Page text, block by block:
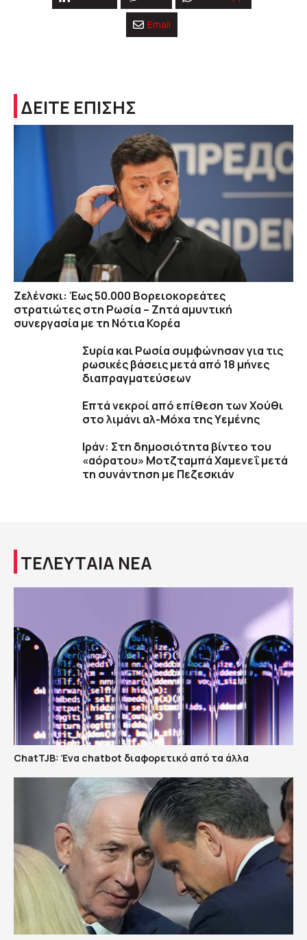
Email
ΔΕΙΤΕ ΕΠΙΣΗΣ
Ζελένσκι: Έως 50.000 Βορειοκορεάτες
στρατιώτες στη Ρωσία – Ζητά αμυντική
συνεργασία με τη Νότια Κορέα
Συρία και Ρωσία συμφώνησαν για τις
ρωσικές βάσεις μετά από 18 μήνες
διαπραγματεύσεων
Επτά νεκροί από επίθεση των Χούθι
στο λιμάνι αλ-Μόχα της Υεμένης
Ιράν: Στη δημοσιότητα βίντεο του
«αόρατου» Μοτζταμπά Χαμενεΐ μετά
τη συνάντηση με Πεζεσκιάν
ΤΕΛΕΥΤΑΙΑ ΝΕΑ
ChatTJB: Ένα chatbot διαφορετικό από τα άλλα